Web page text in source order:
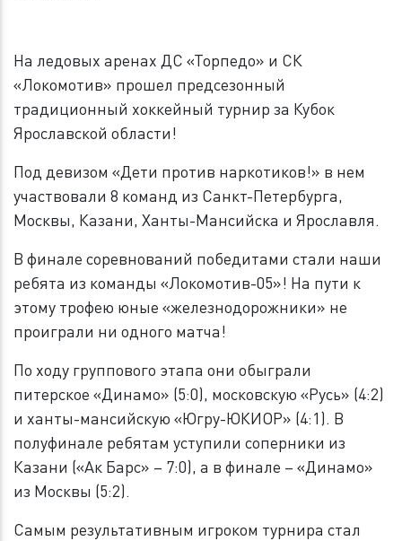
На ледовых аренах ДС «Торпедо» и СК
«Локомотив» прошел предсезонный
традиционный хоккейный турнир за Кубок
Ярославской области!
Под девизом «Дети против наркотиков!» в нем
участвовали 8 команд из Санкт-Петербурга,
Москвы, Казани, Ханты-Мансийска и Ярославля.
В финале соревнований победитами стали наши
ребята из команды «Локомотив-05»! На пути к
этому трофею юные «железнодорожники» не
проиграли ни одного матча!
По ходу группового этапа они обыграли
питерское «Динамо» (5:0), московскую «Русь» (4:2)
и ханты-мансийскую «Югру-ЮКИОР» (4:1). В
полуфинале ребятам уступили соперники из
Казани («Ак Барс» – 7:0), а в финале – «Динамо»
из Москвы (5:2).
Самым результативным игроком турнира стал